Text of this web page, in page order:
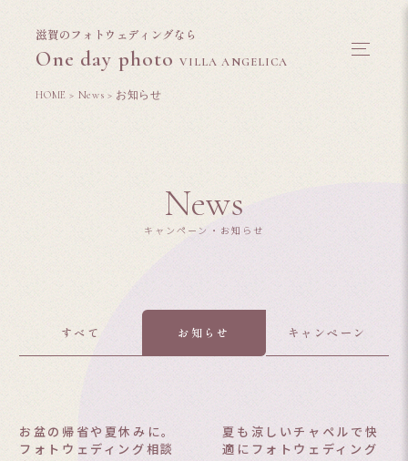
滋賀のフォトウェディングなら
One day photoVILLA ANGELICA
HOME > News > お知らせ
News
キャンペーン・お知らせ
すべて お知らせ キャンペーン
お盆の帰省や夏休みに。
フォトウェディング相談
夏も涼しいチャペルで快
適にフォトウェディング